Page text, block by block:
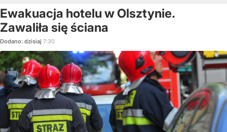
Ewakuacja hotelu w Olsztynie.
Zawaliła się ściana
Dodano: dzisiaj 7:30